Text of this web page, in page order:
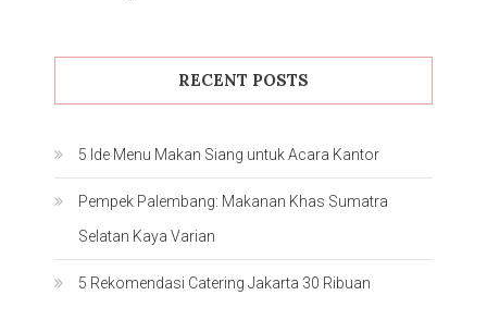
RECENT POSTS
5 Ide Menu Makan Siang untuk Acara Kantor
Pempek Palembang: Makanan Khas Sumatra
Selatan Kaya Varian
5 Rekomendasi Catering Jakarta 30 Ribuan